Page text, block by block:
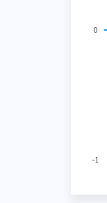
0
-1